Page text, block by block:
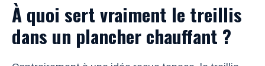
À quoi sert vraiment le treillis
dans un plancher chauffant ?